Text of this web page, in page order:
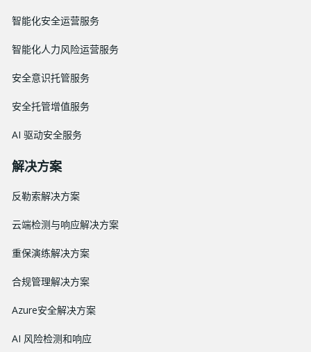
智能化安全运营服务
智能化人力风险运营服务
安全意识托管服务
安全托管增值服务
AI 驱动安全服务
解决方案
反勒索解决方案
云端检测与响应解决方案
重保演练解决方案
合规管理解决方案
Azure安全解决方案
AI 风险检测和响应